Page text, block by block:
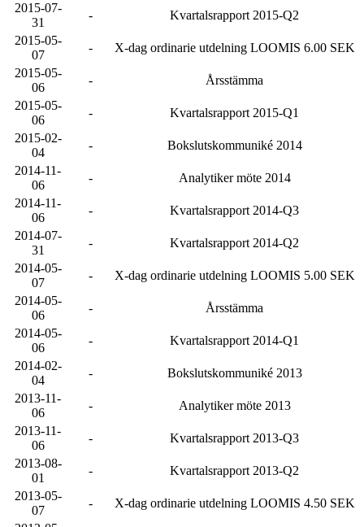
2015-07-
31
-
Kvartalsrapport 2015-Q2
2015-05-
07
-
X-dag ordinarie utdelning LOOMIS 6.00 SEK
2015-05-
06
-
Årsstämma
2015-05-
06
-
Kvartalsrapport 2015-Q1
2015-02-
04
-
Bokslutskommuniké 2014
2014-11-
06
-
Analytiker möte 2014
2014-11-
06
-
Kvartalsrapport 2014-Q3
2014-07-
31
-
Kvartalsrapport 2014-Q2
2014-05-
07
-
X-dag ordinarie utdelning LOOMIS 5.00 SEK
2014-05-
06
-
Årsstämma
2014-05-
06
-
Kvartalsrapport 2014-Q1
2014-02-
04
-
Bokslutskommuniké 2013
2013-11-
06
-
Analytiker möte 2013
2013-11-
06
-
Kvartalsrapport 2013-Q3
2013-08-
01
-
Kvartalsrapport 2013-Q2
2013-05-
07
-
X-dag ordinarie utdelning LOOMIS 4.50 SEK